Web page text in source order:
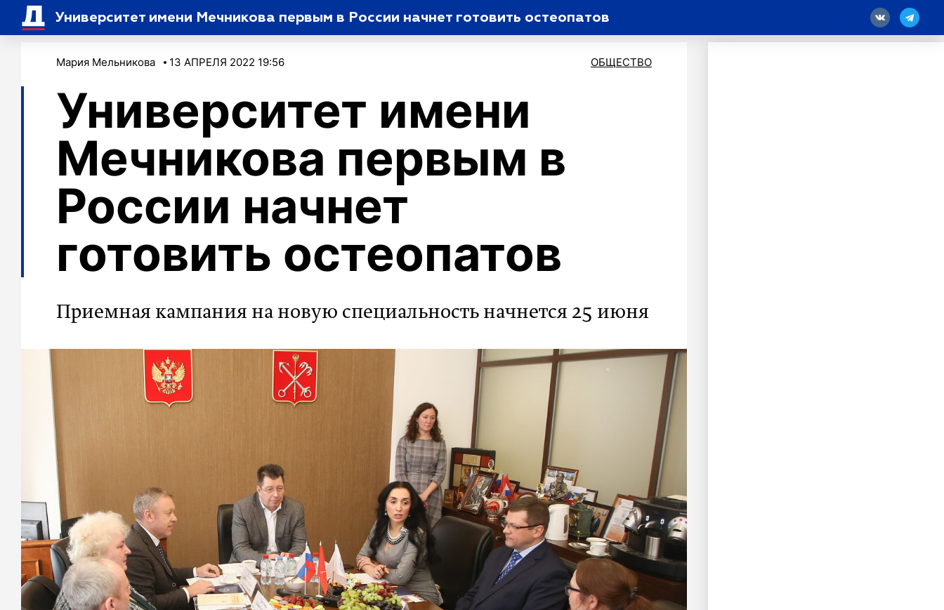
Университет имени Мечникова первым в России начнет готовить остеопатов
Мария Мельникова 13 АПРЕЛЯ 2022 19:56 ОБЩЕСТВО
Университет имени
Мечникова первым в
России начнет
готовить остеопатов
Приемная кампания на новую специальность начнется 25 июня